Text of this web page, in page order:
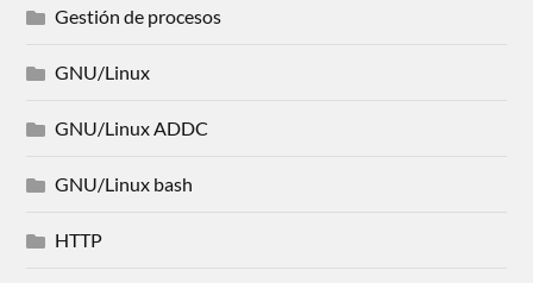
Gestión de procesos
GNU/Linux
GNU/Linux ADDC
GNU/Linux bash
HTTP